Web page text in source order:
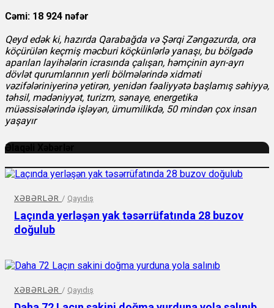
Cəmi: 18 924 nəfər
Qeyd edək ki, hazırda Qarabağda və Şərqi Zəngəzurda, ora
köçürülən keçmiş məcburi köçkünlərlə yanaşı, bu bölgədə
aparılan layihələrin icrasında çalışan, həmçinin ayrı-ayrı
dövlət qurumlarının yerli bölmələrində xidməti
vəzifələriniyerinə yetirən, yenidən fəaliyyətə başlamış səhiyyə,
təhsil, mədəniyyət, turizm, sənaye, energetika
müəssisələrində işləyən, ümumilikdə, 50 mindən çox insan
yaşayır
Əlaqəli Xəbərlər
XƏBƏRLƏR / Qayıdış
Laçında yerləşən yak təsərrüfatında 28 buzov
doğulub
XƏBƏRLƏR / Qayıdış